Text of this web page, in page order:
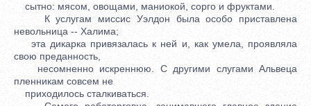
сытно: мясом, овощами, маниокой, сорго и фруктами.
К услугам миссис Уэлдон была особо приставлена
невольница -- Халима;
эта дикарка привязалась к ней и, как умела, проявляла
свою преданность,
несомненно искреннюю. С другими слугами Альвеца
пленникам совсем не
приходилось сталкиваться.